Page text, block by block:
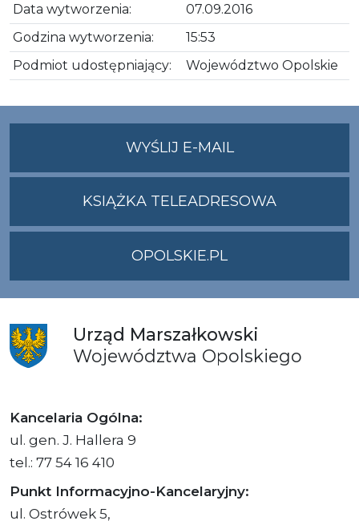
Data wytworzenia:
07.09.2016
Godzina wytworzenia:
15:53
Podmiot udostępniający:
Województwo Opolskie
WYŚLIJ E-MAILNA
ADRES
KSIĄŻKA TELEADRESOWA
OPOLSKIE.PL
Urząd Marszałkowski
Województwa Opolskiego
Kancelaria Ogólna:
ul. gen. J. Hallera 9
tel.: 77 54 16 410
Punkt Informacyjno-Kancelaryjny:
ul. Ostrówek 5,